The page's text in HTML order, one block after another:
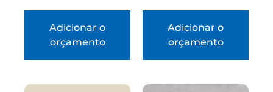
Adicionar o
orçamento
Adicionar o
orçamento